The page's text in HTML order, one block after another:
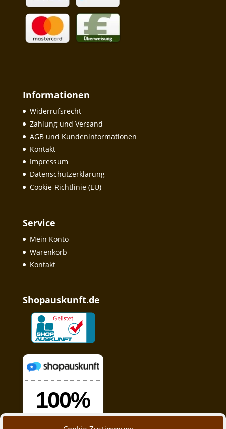
Informationen
Widerrufsrecht
Zahlung und Versand
AGB und Kundeninformationen
Kontakt
Impressum
Datenschutzerklärung
Cookie-Richtlinie (EU)
Service
Mein Konto
Warenkorb
Kontakt
Shopauskunft.de